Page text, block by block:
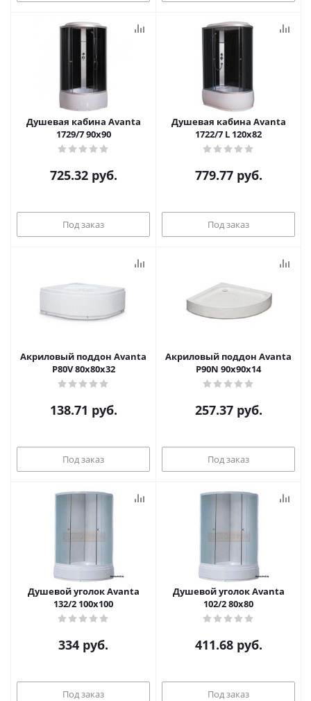
Душевая кабина Avanta
1729/7 90x90
725.32руб.
Под заказ
Душевая кабина Avanta
1722/7 L 120x82
779.77руб.
Под заказ
Акриловый поддон Avanta
P80V 80x80x32
138.71 руб.
Под заказ
Акриловый поддон Avanta
P90N 90x90x14
257.37руб.
Под заказ
Душевой уголок Avanta
132/2 100x100
334 руб.
Под заказ
Душевой уголок Avanta
102/2 80x80
411.68руб.
Под заказ